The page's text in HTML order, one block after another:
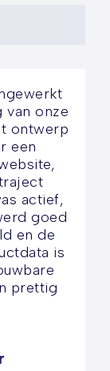
van onze
ontwerp
een
actief,
goed
en de
is
prettig